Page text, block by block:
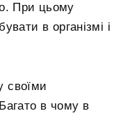
При цьому
в організмі і
своїми
в чому в